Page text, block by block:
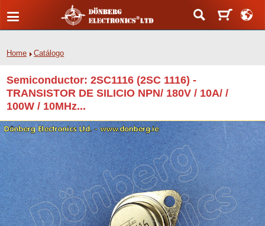
Home Catálogo
Semiconductor: 2SC1116 (2SC 1116) -
TRANSISTOR DE SILICIO NPN/ 180V / 10A/ /
100W / 10MHz...